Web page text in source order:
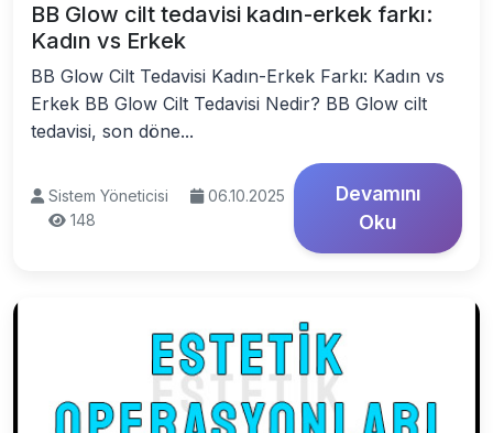
BB Glow cilt tedavisi kadın-erkek farkı:
Kadın vs Erkek
BB Glow Cilt Tedavisi Kadın-Erkek Farkı: Kadın vs
Erkek BB Glow Cilt Tedavisi Nedir? BB Glow cilt
tedavisi, son döne...
Sistem Yöneticisi
06.10.2025
148
Devamını
Oku